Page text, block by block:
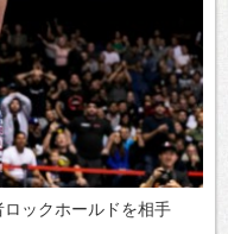
ロックホールドを相手